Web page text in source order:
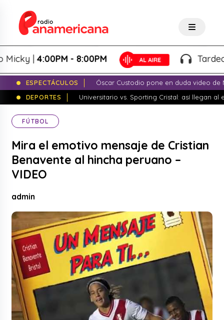
|4:00PM - 8:00PM Tardeo
ESPECTÁCULOS
Óscar Custodio pone en duda video de
DEPORTES
Universitario vs. Sporting Cristal: así llegan al
FÚTBOL
Mira el emotivo mensaje de Cristian
Benavente al hincha peruano –
VIDEO
admin